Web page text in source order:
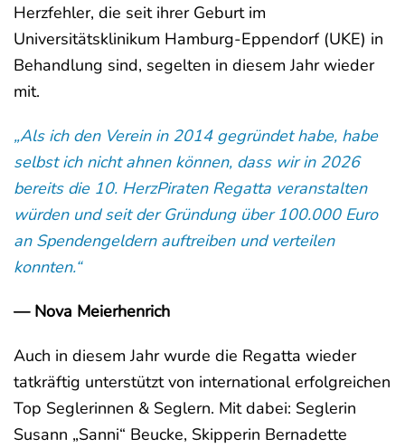
Herzfehler, die seit ihrer Geburt im
Universitätsklinikum Hamburg-Eppendorf (UKE) in
Behandlung sind, segelten in diesem Jahr wieder
mit.
„Als ich den Verein in 2014 gegründet habe, habe
selbst ich nicht ahnen können, dass wir in 2026
bereits die 10. HerzPiraten Regatta veranstalten
würden und seit der Gründung über 100.000 Euro
an Spendengeldern auftreiben und verteilen
konnten.“
— Nova Meierhenrich
Auch in diesem Jahr wurde die Regatta wieder
tatkräftig unterstützt von international erfolgreichen
Top Seglerinnen & Seglern. Mit dabei: Seglerin
Susann „Sanni“ Beucke, Skipperin Bernadette